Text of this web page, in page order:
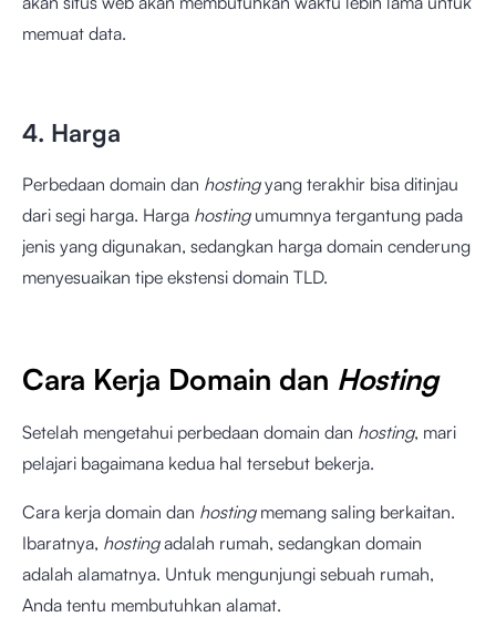
memuat data.
4. Harga
Perbedaan domain dan hostingyang terakhir bisa ditinjau
dari segi harga. Harga hosting umumnya tergantung pada
jenis yang digunakan, sedangkan harga domain cenderung
menyesuaikan tipe ekstensi domain TLD.
Cara Kerja Domain dan Hosting
Setelah mengetahui perbedaan domain dan hosting, mari
pelajari bagaimana kedua hal tersebut bekerja.
Cara kerja domain dan hosting memang saling berkaitan.
Ibaratnya, hostingadalah rumah, sedangkan domain
adalah alamatnya. Untuk mengunjungi sebuah rumah,
Anda tentu membutuhkan alamat.